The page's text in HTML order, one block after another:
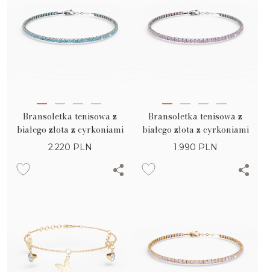
Bransoletka tenisowa z
białego złota z cyrkoniami
2.220 PLN
Bransoletka tenisowa z
białego złota z cyrkoniami
1.990 PLN